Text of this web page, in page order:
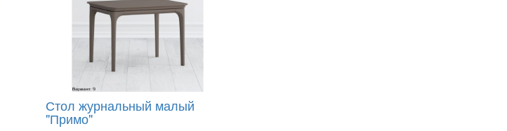
Стол журнальный малый
"Примо"